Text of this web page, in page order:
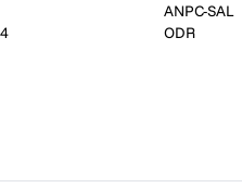
ANPC-SAL
ODR